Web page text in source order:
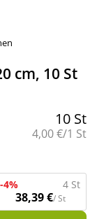
cm, 10 St
10 St
Grundpreis:
4,00 €/1 St
-4% 4 St
38,39 €/ St